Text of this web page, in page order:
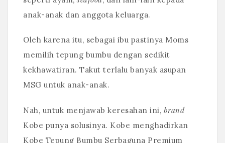
anak-anak dan anggota keluarga.
Oleh karena itu, sebagai ibu pastinya Moms
memilih tepung bumbu dengan sedikit
kekhawatiran. Takut terlalu banyak asupan
MSG untuk anak-anak.
Nah, untuk menjawab keresahan ini, brand
Kobe punya solusinya. Kobe menghadirkan
Kobe Tepung Bumbu Serbaguna Premium